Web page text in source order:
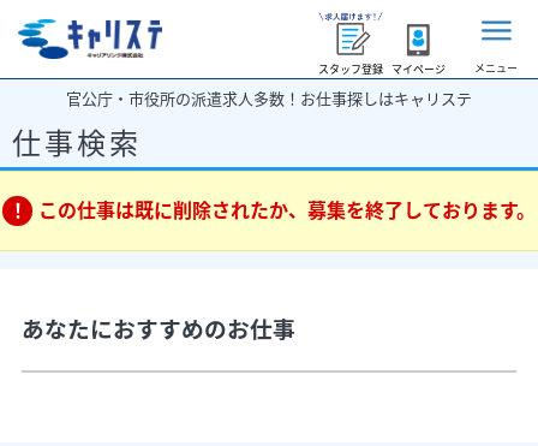
スタッフ登録 マイページ メニュー
官公庁・市役所の派遣求人多数！お仕事探しはキャリステ
仕事検索
この仕事は既に削除されたか、募集を終了しております。
あなたにおすすめのお仕事